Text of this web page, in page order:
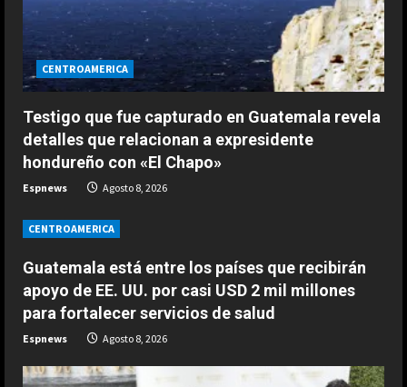
d
i
n
g
CENTROAMERICA
Testigo que fue capturado en Guatemala revela
detalles que relacionan a expresidente
hondureño con «El Chapo»
Espnews Agosto 8, 2026
CENTROAMERICA
Guatemala está entre los países que recibirán
apoyo de EE. UU. por casi USD 2 mil millones
para fortalecer servicios de salud
Espnews Agosto 8, 2026
2
ESPAÑA
Férrea defensa de un campeón del
mundo a Alonso: “No necesita el
mejor coche para…”